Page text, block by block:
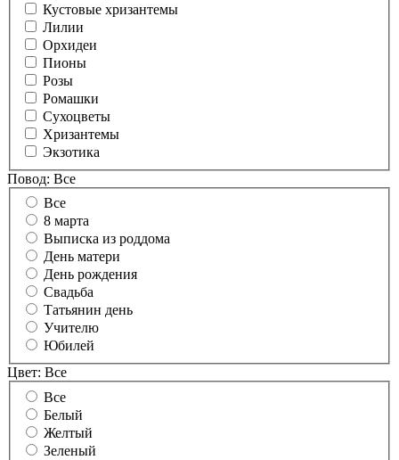
Кустовые хризантемы
Лилии
Орхидеи
Пионы
Розы
Ромашки
Сухоцветы
Хризантемы
Экзотика
Повод: Все
Все
8 марта
Выписка из роддома
День матери
День рождения
Свадьба
Татьянин день
Учителю
Юбилей
Цвет: Все
Все
Белый
Желтый
Зеленый